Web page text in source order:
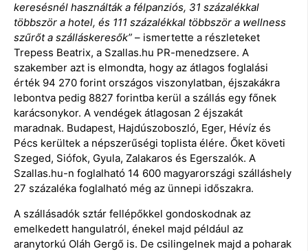
keresésnél használták a félpanziós, 31 százalékkal
többször a hotel, és 111 százalékkal többször a wellness
szűrőt a szálláskeresők” – ismertette a részleteket
Trepess Beatrix, a Szallas.hu PR-menedzsere. A
szakember azt is elmondta, hogy az átlagos foglalási
érték 94 270 forint országos viszonylatban, éjszakákra
lebontva pedig 8827 forintba kerül a szállás egy főnek
karácsonykor. A vendégek átlagosan 2 éjszakát
maradnak. Budapest, Hajdúszoboszló, Eger, Hévíz és
Pécs kerültek a népszerűségi toplista élére. Őket követi
Szeged, Siófok, Gyula, Zalakaros és Egerszalók. A
Szallas.hu-n foglalható 14 600 magyarországi szálláshely
27 százaléka foglalható még az ünnepi időszakra.
A szállásadók sztár fellépőkkel gondoskodnak az
emelkedett hangulatról, énekel majd például az
aranytorkú Oláh Gergő is. De csilingelnek majd a poharak